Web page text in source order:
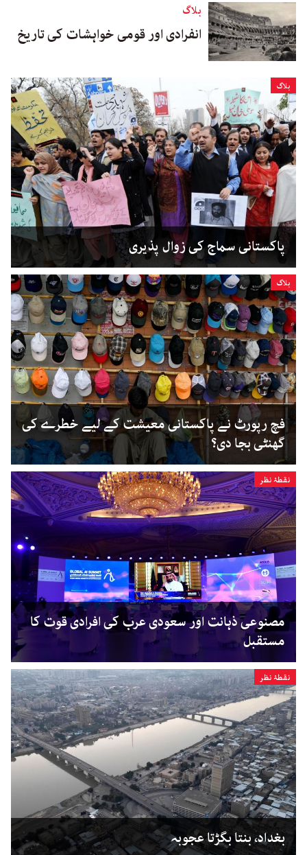
بلاگ
انفرادی اور قومی خواہشات کی تاریخ
بلاگ
پاکستانی سماج کی زوال پذیری
بلاگ
فچ رپورٹ نے پاکستانی معیشت کے لیے خطرے کی
گھنٹی بجا دی؟
نقطۂ نظر
مصنوعی ذہانت اور سعودی عرب کی افرادی قوت کا
مستقبل
نقطۂ نظر
بغداد، بنتا بگڑتا عجوبہ